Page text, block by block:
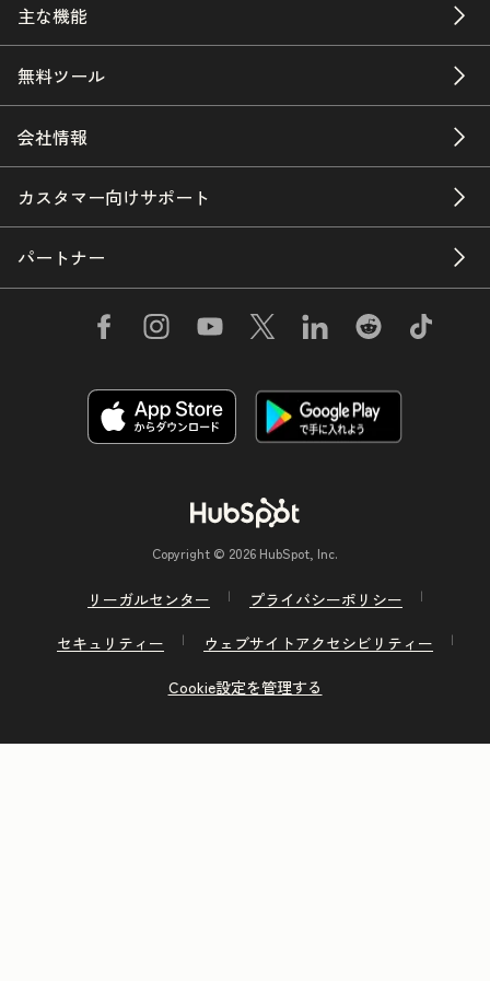
主な機能
無料ツール
会社情報
カスタマー向けサポート
パートナー
Copyright © 2026 HubSpot, Inc.
リーガルセンター
プライバシーポリシー
セキュリティー
ウェブサイトアクセシビリティー
Cookie設定を管理する